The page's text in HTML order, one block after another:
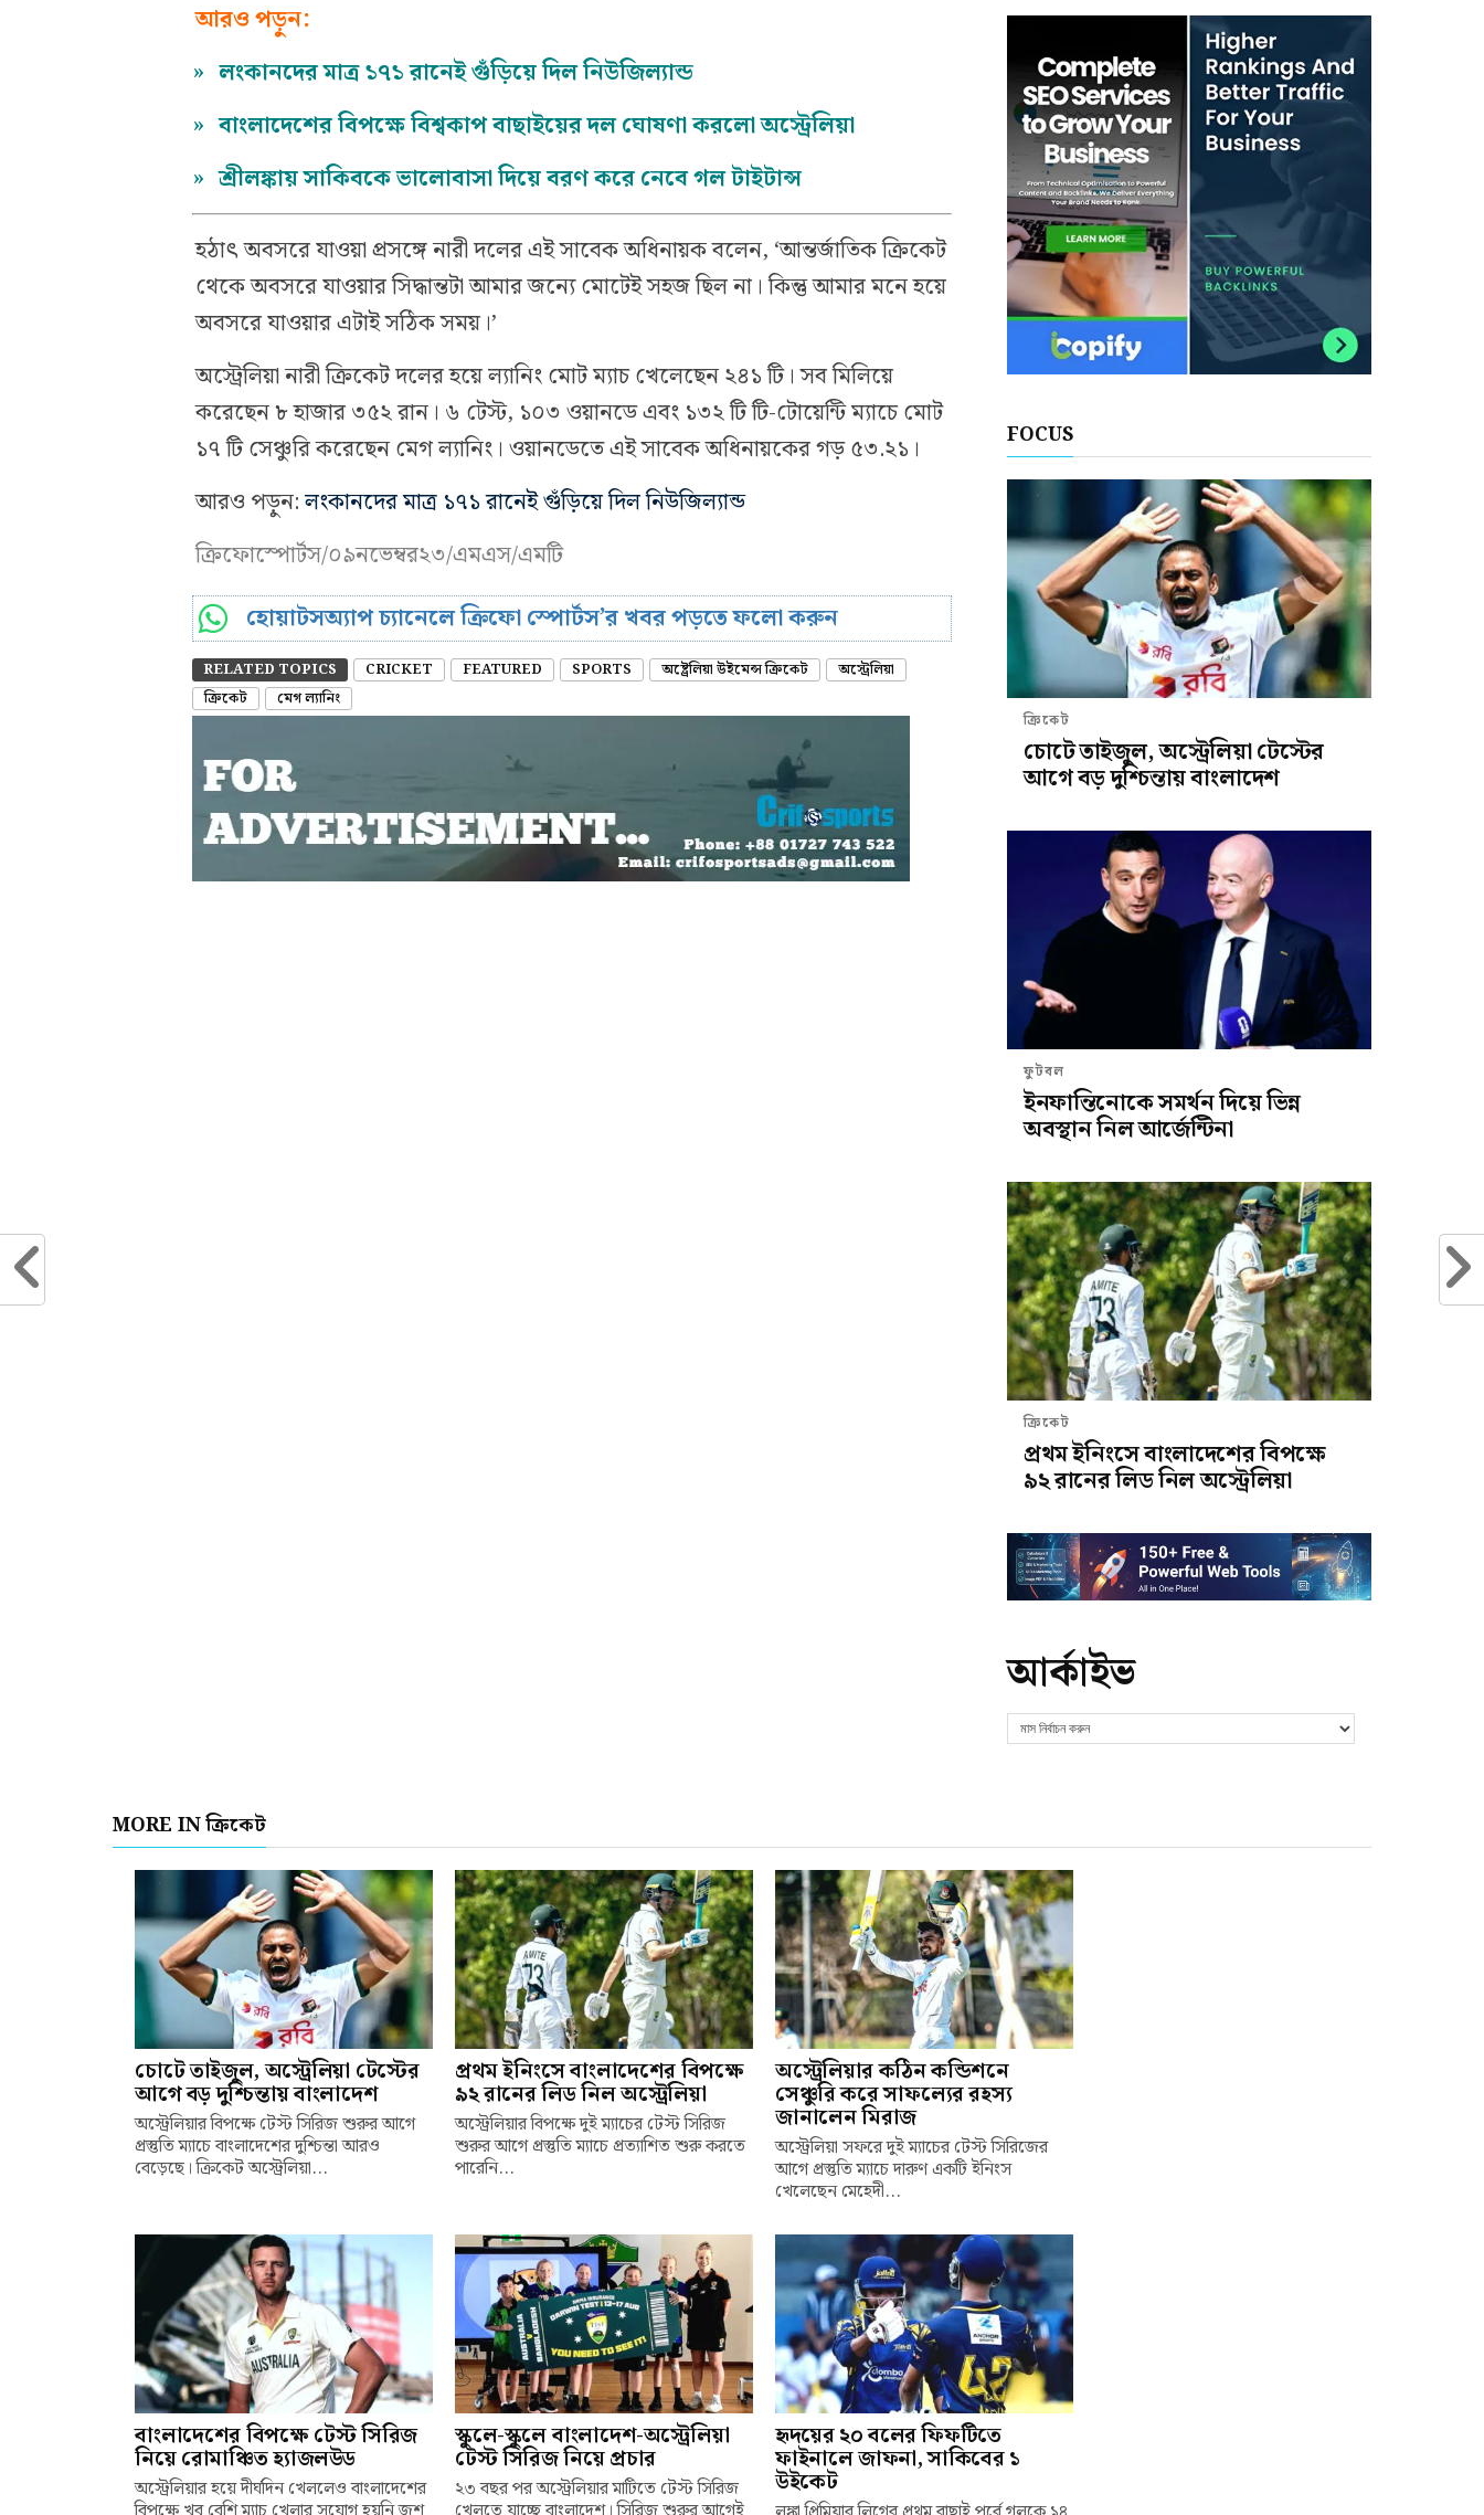
আরও পড়ুন:
» লংকানদের মাত্র ১৭১ রানেই গুঁড়িয়ে দিল নিউজিল্যান্ড
» বাংলাদেশের বিপক্ষে বিশ্বকাপ বাছাইয়ের দল ঘোষণা করলো অস্ট্রেলিয়া
» শ্রীলঙ্কায় সাকিবকে ভালোবাসা দিয়ে বরণ করে নেবে গল টাইটান্স
হঠাৎ অবসরে যাওয়া প্রসঙ্গে নারী দলের এই সাবেক অধিনায়ক বলেন, ‘আন্তর্জাতিক ক্রিকেট
থেকে অবসরে যাওয়ার সিদ্ধান্তটা আমার জন্যে মোটেই সহজ ছিল না। কিন্তু আমার মনে হয়ে
অবসরে যাওয়ার এটাই সঠিক সময়।’
অস্ট্রেলিয়া নারী ক্রিকেট দলের হয়ে ল্যানিং মোট ম্যাচ খেলেছেন ২৪১ টি। সব মিলিয়ে
করেছেন ৮ হাজার ৩৫২ রান। ৬ টেস্ট, ১০৩ ওয়ানডে এবং ১৩২ টি টি-টোয়েন্টি ম্যাচে মোট
১৭ টি সেঞ্চুরি করেছেন মেগ ল্যানিং। ওয়ানডেতে এই সাবেক অধিনায়কের গড় ৫৩.২১।
আরও পড়ুন:লংকানদের মাত্র ১৭১ রানেই গুঁড়িয়ে দিল নিউজিল্যান্ড
ক্রিফোস্পোর্টস/০৯নভেম্বর২৩/এমএস/এমটি
হোয়াটসঅ্যাপ চ্যানেলে ক্রিফো স্পোর্টস’র খবর পড়তে ফলো করুন
RELATED TOPICS CRICKET FEATURED SPORTS অষ্ট্রেলিয়া উইমেন্স ক্রিকেট
অস্ট্রেলিয়া
ক্রিকেট
মেগ ল্যানিং
FOCUS
ক্রিকেট
চোটে তাইজুল, অস্ট্রেলিয়া টেস্টের
আগে বড় দুশ্চিন্তায় বাংলাদেশ
ফুটবল
ইনফান্তিনোকে সমর্থন দিয়ে ভিন্ন
অবস্থান নিল আর্জেন্টিনা
ক্রিকেট
প্রথম ইনিংসে বাংলাদেশের বিপক্ষে
৯২ রানের লিড নিল অস্ট্রেলিয়া
আর্কাইভ
MORE IN ক্রিকেট
চোটে তাইজুল, অস্ট্রেলিয়া টেস্টের
আগে বড় দুশ্চিন্তায় বাংলাদেশ
অস্ট্রেলিয়ার বিপক্ষে টেস্ট সিরিজ শুরুর আগে
প্রস্তুতি ম্যাচে বাংলাদেশের দুশ্চিন্তা আরও
বেড়েছে। ক্রিকেট অস্ট্রেলিয়া...
প্রথম ইনিংসে বাংলাদেশের বিপক্ষে
৯২ রানের লিড নিল অস্ট্রেলিয়া
অস্ট্রেলিয়ার বিপক্ষে দুই ম্যাচের টেস্ট সিরিজ
শুরুর আগে প্রস্তুতি ম্যাচে প্রত্যাশিত শুরু করতে
পারেনি...
অস্ট্রেলিয়ার কঠিন কন্ডিশনে
সেঞ্চুরি করে সাফল্যের রহস্য
জানালেন মিরাজ
অস্ট্রেলিয়া সফরে দুই ম্যাচের টেস্ট সিরিজের
আগে প্রস্তুতি ম্যাচে দারুণ একটি ইনিংস
খেলেছেন মেহেদী...
বাংলাদেশের বিপক্ষে টেস্ট সিরিজ
নিয়ে রোমাঞ্চিত হ্যাজলউড
অস্ট্রেলিয়ার হয়ে দীর্ঘদিন খেললেও বাংলাদেশের
স্কুলে-স্কুলে বাংলাদেশ-অস্ট্রেলিয়া
টেস্ট সিরিজ নিয়ে প্রচার
২৩ বছর পর অস্ট্রেলিয়ার মাটিতে টেস্ট সিরিজ
হৃদয়ের ২০ বলের ফিফটিতে
ফাইনালে জাফনা, সাকিবের ১
উইকেট